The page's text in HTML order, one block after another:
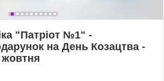
"Патріот №1" -
на День Козацтва -